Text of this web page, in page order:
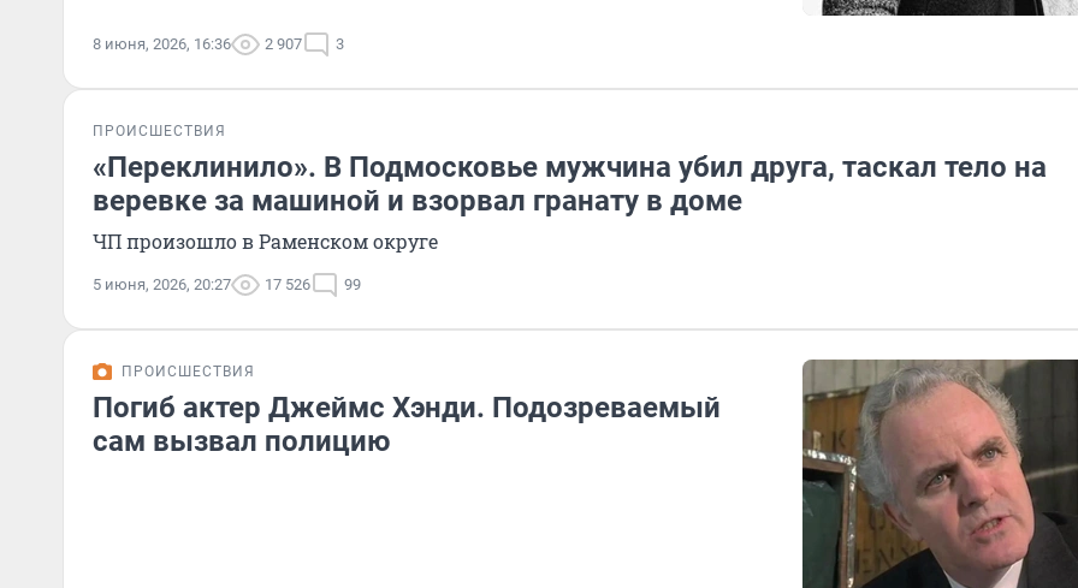
8 июня, 2026, 16:36 2 907 3
ПРОИСШЕСТВИЯ
«Переклинило». В Подмосковье мужчина убил друга, таскал тело на
веревке за машиной и взорвал гранату в доме
ЧП произошло в Раменском округе
5 июня, 2026, 20:27 17 526 99
ПРОИСШЕСТВИЯ
Погиб актер Джеймс Хэнди. Подозреваемый
сам вызвал полицию